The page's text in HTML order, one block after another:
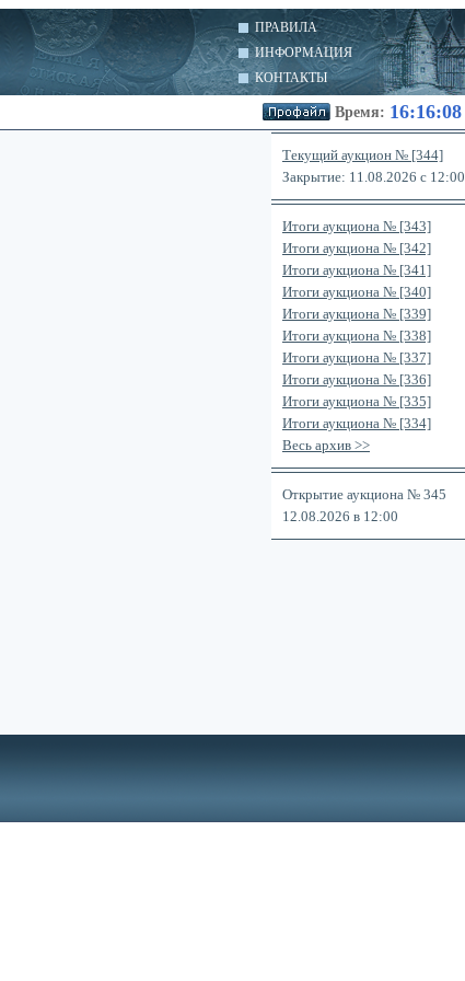
ПРАВИЛА
ИНФОРМАЦИЯ
КОНТАКТЫ
Время: 16:16:08
Текущий аукцион № [344]
Закрытие: 11.08.2026 с 12:00
Итоги аукциона № [343]
Итоги аукциона № [342]
Итоги аукциона № [341]
Итоги аукциона № [340]
Итоги аукциона № [339]
Итоги аукциона № [338]
Итоги аукциона № [337]
Итоги аукциона № [336]
Итоги аукциона № [335]
Итоги аукциона № [334]
Весь архив >>
Открытие аукциона № 345
12.08.2026 в 12:00